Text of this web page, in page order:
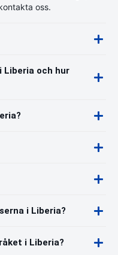
oss.
Liberia och hur
i Liberia?
i Liberia?